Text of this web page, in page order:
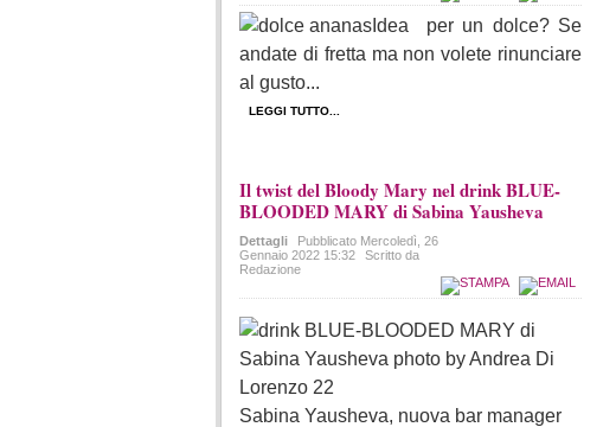
Idea per un dolce? Se
andate di fretta ma non volete rinunciare
al gusto...
LEGGI TUTTO...
Il twist del Bloody Mary nel drink BLUE-
BLOODED MARY di Sabina Yausheva
Dettagli Pubblicato Mercoledì, 26
Gennaio 2022 15:32
Scritto da
Redazione
Sabina Yausheva, nuova bar manager